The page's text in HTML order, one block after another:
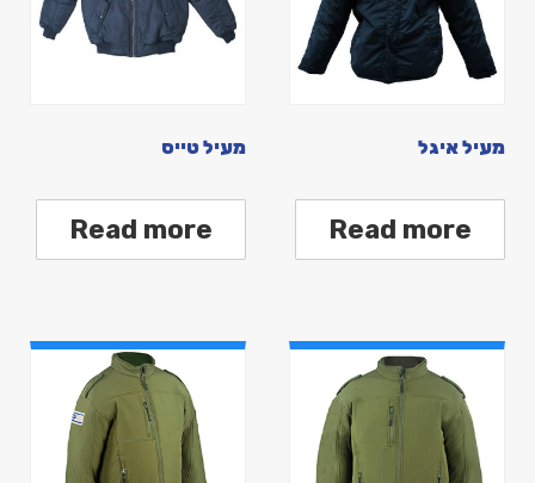
מעיל איגל
Read more
מעיל טייס
Read more